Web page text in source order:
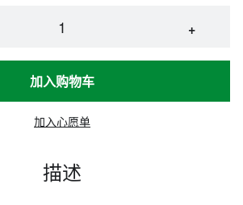
+
加入购物车
加入心愿单
描述